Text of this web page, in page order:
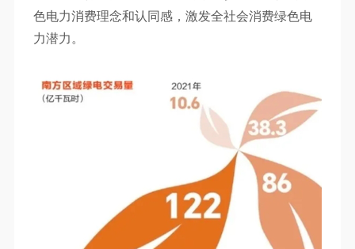
色电力消费理念和认同感，激发全社会消费绿色电
力潜力。